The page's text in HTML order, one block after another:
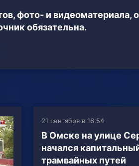
фото- и
обязательна.
21 сентября в 16:54
В Омске на улице
начался
трамвайных путей